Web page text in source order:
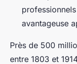
avantageuse
Près de 500
entre 1803 et